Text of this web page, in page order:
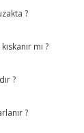
?
mı ?
?
?